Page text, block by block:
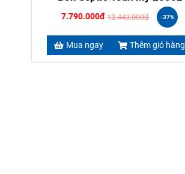
7.790.000đ 12.443.000đ -37%
Mua ngay Thêm giỏ hàng